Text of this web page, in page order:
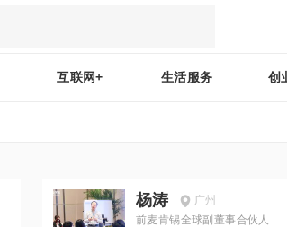
互联网+ 生活服务 创
杨涛
广州
前麦肯锡全球副董事合伙人